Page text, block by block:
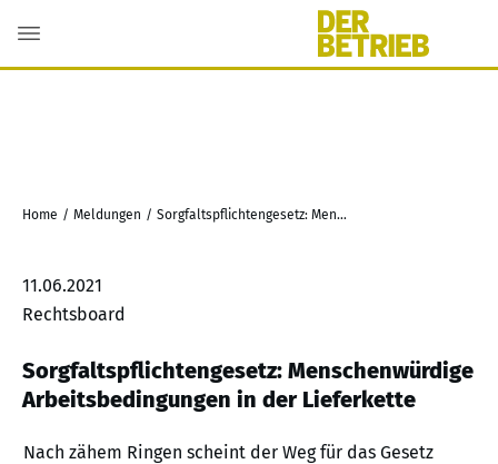
Home / Meldungen / Sorgfaltspflichtengesetz: Menschenwürdige Arbeitsbedingungen in der Lieferkette
11.06.2021
Rechtsboard
Sorgfaltspflichtengesetz: Menschenwürdige
Arbeitsbedingungen in der Lieferkette
Nach zähem Ringen scheint der Weg für das Gesetz